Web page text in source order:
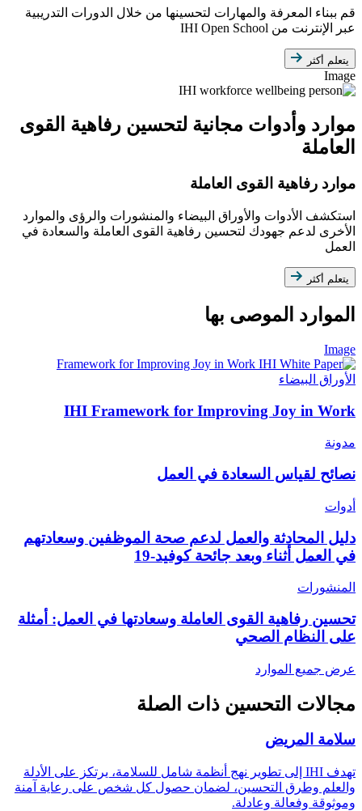
قم ببناء المعرفة والمهارات لتحسينها من خلال الدورات التدريبية
عبر الإنترنت من IHI Open School
يتعلم أكثر
Image
موارد وأدوات مجانية لتحسين رفاهية القوى
العاملة
موارد رفاهية القوى العاملة
استكشف الأدوات والأوراق البيضاء والمنشورات والرؤى والموارد
الأخرى لدعم جهودك لتحسين رفاهية القوى العاملة والسعادة في
العمل
يتعلم أكثر
الموارد الموصى بها
Image
الأوراق البيضاء
IHI Framework for Improving Joy in Work
مدونة
نصائح لقياس السعادة في العمل
أدوات
دليل المحادثة والعمل لدعم صحة الموظفين وسعادتهم
في العمل أثناء وبعد جائحة كوفيد-19
المنشورات
تحسين رفاهية القوى العاملة وسعادتها في العمل: أمثلة
على النظام الصحي
عرض جميع الموارد
مجالات التحسين ذات الصلة
سلامة المريض
تهدف IHI إلى تطوير نهج أنظمة شامل للسلامة، يرتكز على الأدلة
والعلم وطرق التحسين، لضمان حصول كل شخص على رعاية آمنة
وموثوقة وفعالة وعادلة.